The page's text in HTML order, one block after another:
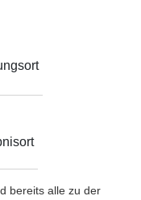
bereits alle zu der